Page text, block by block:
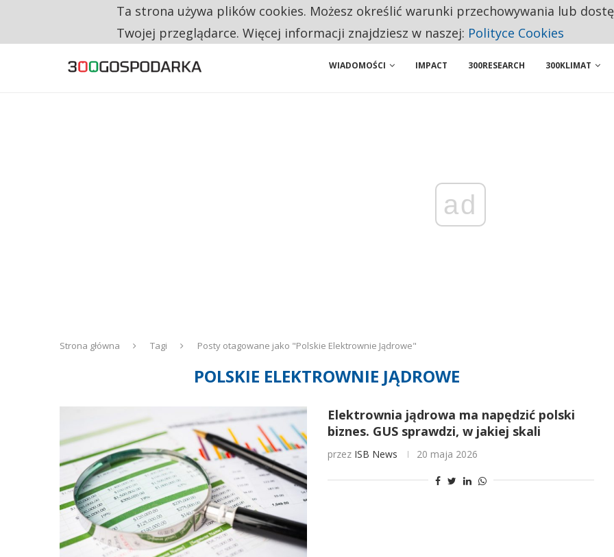
RESTRYKCJE CHIN UDERZAJĄ W EUROPEJSKI PRZEMYSŁ. NA LIŚCIE SĄ DWA PODMIOTY Z POLSKI
WIADOMOŚCI IMPACT 300RESEARCH 300KLIMAT
ad
Strona główna Tagi Posty otagowane jako "Polskie Elektrownie Jądrowe"
POLSKIE ELEKTROWNIE JĄDROWE
Elektrownia jądrowa ma napędzić polski
biznes. GUS sprawdzi, w jakiej skali
przez ISB News 20 maja 2026
Ta strona używa plików cookies. Możesz określić warunki przechowywania lub
Twojej przeglądarce. Więcej informacji znajdziesz w naszej: Polityce Cookies